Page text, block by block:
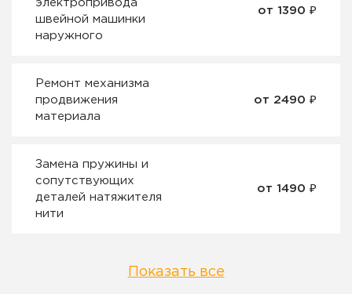
электропривода
швейной машинки
наружного
от 1390 ₽
Ремонт механизма
продвижения
материала
от 2490 ₽
Замена пружины и
сопутствующих
деталей натяжителя
нити
от 1490 ₽
Показать все